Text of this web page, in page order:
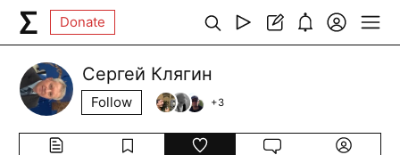
Donate
Сергей Клягин
Follow +3